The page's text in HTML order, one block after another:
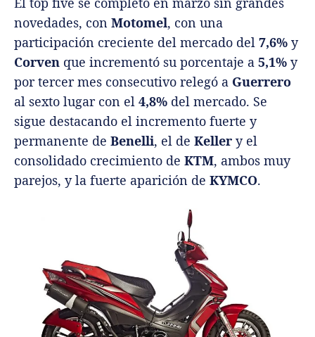
novedades, con Motomel, con una
participación creciente del mercado del 7,6% y
Corven que incrementó su porcentaje a 5,1% y
por tercer mes consecutivo relegó a Guerrero
al sexto lugar con el 4,8% del mercado. Se
sigue destacando el incremento fuerte y
permanente de Benelli, el de Keller y el
consolidado crecimiento de KTM, ambos muy
parejos, y la fuerte aparición de KYMCO.